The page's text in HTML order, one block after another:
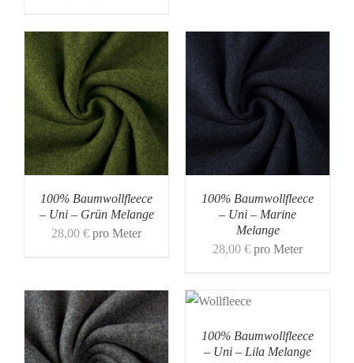
100% Baumwollfleece
– Uni – Grün Melange
28,00 € pro Meter
100% Baumwollfleece
– Uni – Marine
Melange
28,00 € pro Meter
100% Baumwollfleece
– Uni – Lila Melange